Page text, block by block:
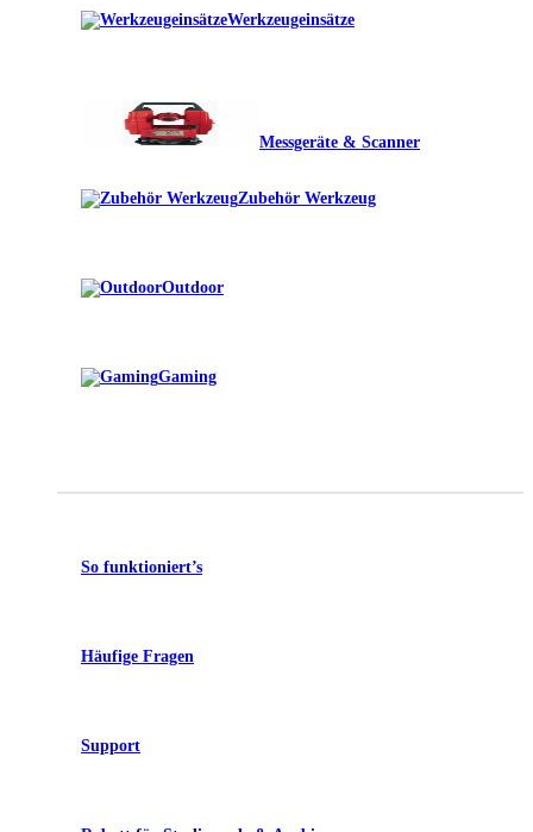
Werkzeugeinsätze
Messgeräte & Scanner
Zubehör Werkzeug
Outdoor
Gaming
So funktioniert’s
Häufige Fragen
Support